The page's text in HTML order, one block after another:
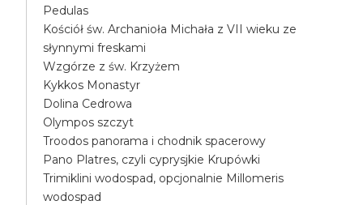
Pedulas
Kościół św. Archanioła Michała z VII wieku ze
słynnymi freskami
Wzgórze z św. Krzyżem
Kykkos Monastyr
Dolina Cedrowa
Olympos szczyt
Troodos panorama i chodnik spacerowy
Pano Platres, czyli cyprysjkie Krupówki
Trimiklini wodospad, opcjonalnie Millomeris
wodospad